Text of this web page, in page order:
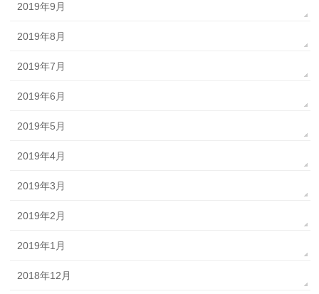
2019年9月
2019年8月
2019年7月
2019年6月
2019年5月
2019年4月
2019年3月
2019年2月
2019年1月
2018年12月